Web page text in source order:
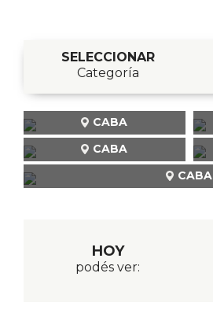
SELECCIONAR
Categoría
CABA
CABA
CABA
HOY
podés ver: